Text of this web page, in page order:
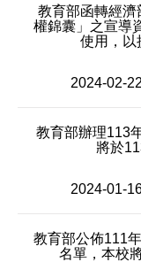
教育部函轉經
權錦囊」之宣導
使用，以
2024-02-22
教育部辦理113
將於
2024-01-
教育部公佈111
名單，本校